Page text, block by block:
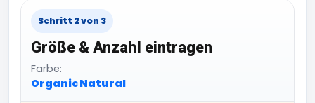
Schritt 2 von 3
Größe & Anzahl eintragen
Farbe:
Organic Natural